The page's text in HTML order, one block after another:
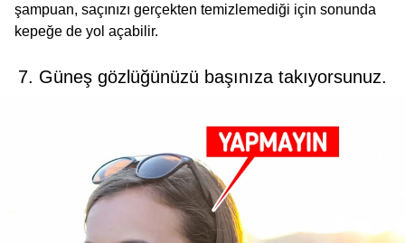
şampuan, saçınızı gerçekten temizlemediği için sonunda
kepeğe de yol açabilir.
7. Güneş gözlüğünüzü başınıza takıyorsunuz.